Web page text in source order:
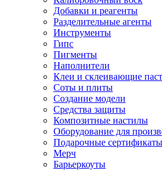
Добавки и реагенты
Разделительные агенты
Инструменты
Гипс
Пигменты
Наполнители
Клеи и склеивающие
Соты и плиты
Создание модели
Средства защиты
Композитные настилы
Оборудование для
Подарочные сертификаты
Мерч
Барьеркоуты